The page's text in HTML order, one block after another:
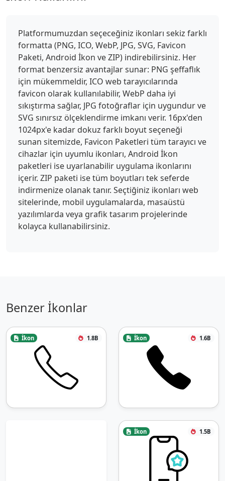
Platformumuzdan seçeceğiniz ikonları sekiz farklı
formatta (PNG, ICO, WebP, JPG, SVG, Favicon
Paketi, Android İkon ve ZIP) indirebilirsiniz. Her
format benzersiz avantajlar sunar: PNG şeffaflık
için mükemmeldir, ICO web tarayıcılarında
favicon olarak kullanılabilir, WebP daha iyi
sıkıştırma sağlar, JPG fotoğraflar için uygundur ve
SVG sınırsız ölçeklendirme imkanı verir. 16px'den
1024px'e kadar dokuz farklı boyut seçeneği
sunan sitemizde, Favicon Paketleri tüm tarayıcı ve
cihazlar için uyumlu ikonları, Android İkon
paketleri ise uyarlanabilir uygulama ikonlarını
içerir. ZIP paketi ise tüm boyutları tek seferde
indirmenize olanak tanır. Seçtiğiniz ikonları web
sitelerinde, mobil uygulamalarda, masaüstü
yazılımlarda veya grafik tasarım projelerinde
kolayca kullanabilirsiniz.
Benzer İkonlar
İkon 1.8B İkon 1.6B
İkon 1.5B